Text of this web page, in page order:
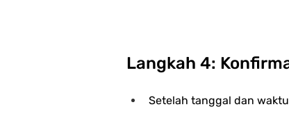
Langkah 4:
Setelah tanggal dan